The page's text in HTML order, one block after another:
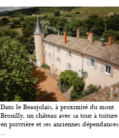
Dans le Beaujolais, à proximité du mont
Brouilly, un château avec sa tour à toiture
en poivrière et ses anciennes dépendances